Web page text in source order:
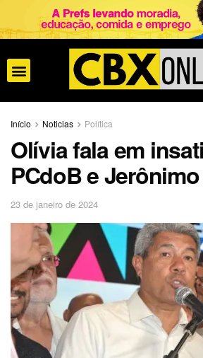
Início Noticias Política
Olívia fala em
PCdoB e
23 de janeiro de 2024